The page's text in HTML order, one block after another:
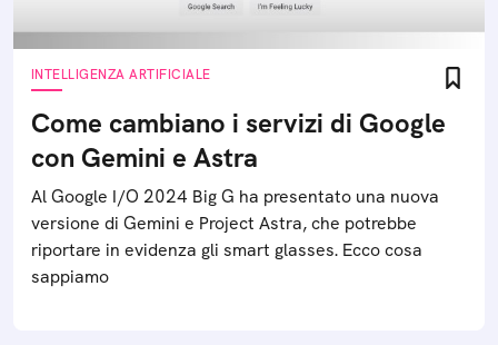
INTELLIGENZA ARTIFICIALE
Come cambiano i servizi di Google
con Gemini e Astra
Al Google I/O 2024 Big G ha presentato una nuova
versione di Gemini e Project Astra, che potrebbe
riportare in evidenza gli smart glasses. Ecco cosa
sappiamo